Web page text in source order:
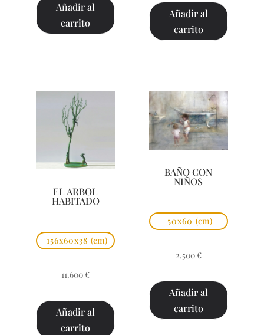
Añadir al
carrito
Añadir al
carrito
EL ARBOL
HABITADO
156x60x38 (cm)
11.600 €
Añadir al
carrito
BAÑO CON
NIÑOS
50x60 (cm)
2.500 €
Añadir al
carrito